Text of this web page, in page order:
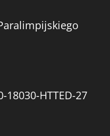
18030-HTTED-27